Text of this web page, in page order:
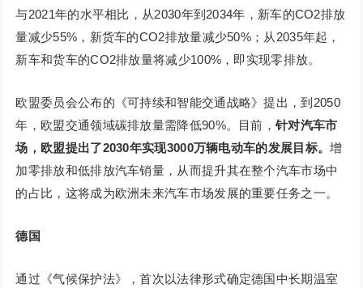
与2021年的水平相比，从2030年到2034年，新车的CO2排放
量减少55%，新货车的CO2排放量减少50%；从2035年起，
新车和货车的CO2排放量将减少100%，即实现零排放。
欧盟委员会公布的《可持续和智能交通战略》提出，到2050
年，欧盟交通领域碳排放量需降低90%。目前，针对汽车市
场，欧盟提出了2030年实现3000万辆电动车的发展目标。增
加零排放和低排放汽车销量，从而提升其在整个汽车市场中
的占比，这将成为欧洲未来汽车市场发展的重要任务之一。
德国
通过《气候保护法》，首次以法律形式确定德国中长期温室